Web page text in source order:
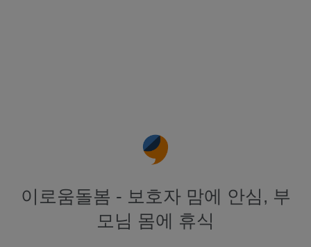
이로움돌봄 - 보호자 맘에 안심, 부
모님 몸에 휴식